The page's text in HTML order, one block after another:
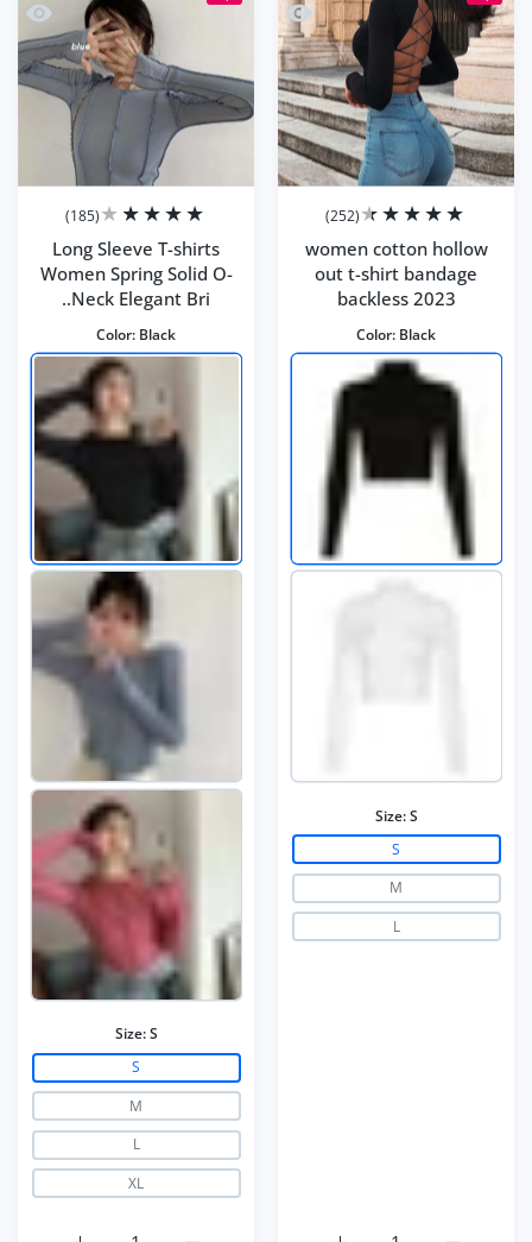
out t-shirt bandage backless 2023
(252)
women cotton hollow
out t-shirt bandage
backless 2023
Color: Black
Size:S
S
M
L
Bright
(185)
Long Sleeve T-shirts
Women Spring Solid O-
Neck Elegant Bri..
Color: Black
Size:S
S
M
L
XL